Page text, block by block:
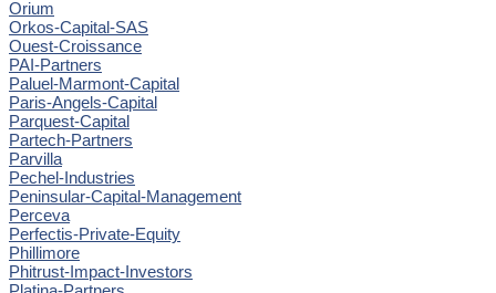
Orium
Orkos-Capital-SAS
Ouest-Croissance
PAI-Partners
Paluel-Marmont-Capital
Paris-Angels-Capital
Parquest-Capital
Partech-Partners
Parvilla
Pechel-Industries
Peninsular-Capital-Management
Perceva
Perfectis-Private-Equity
Phillimore
Phitrust-Impact-Investors